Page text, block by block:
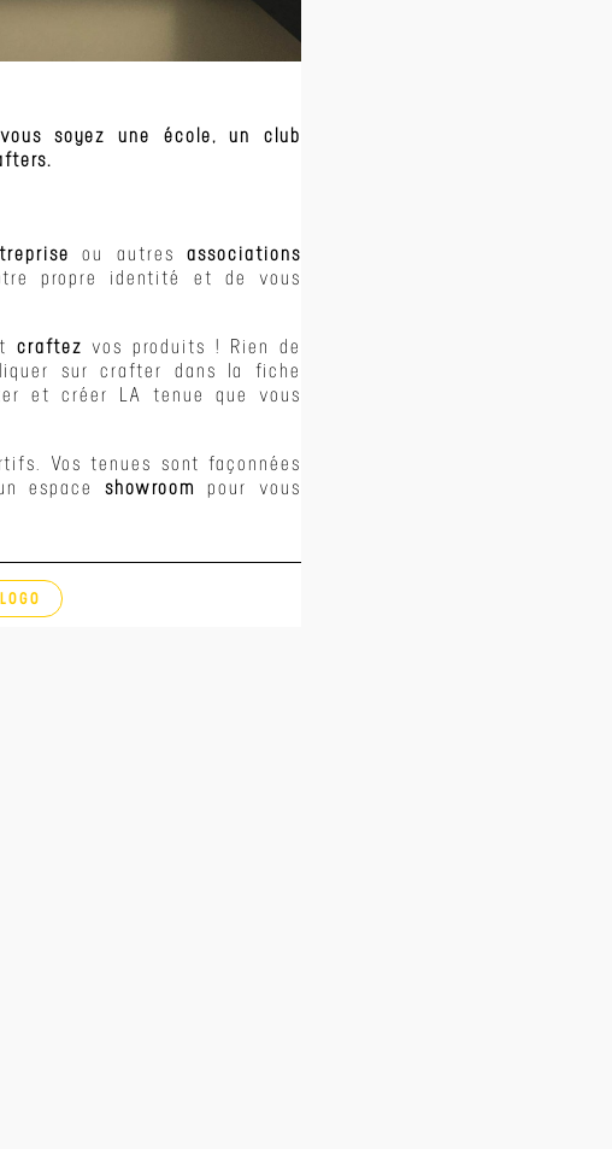
soyez une école, unclub
ou autres associations
propre identité et de vous
craftez vos produits ! Rien de
sur crafter dans la fiche
et créer LA tenue que vous
Vos tenues sont façonnées
espaceshowroom pour vous
LOGO